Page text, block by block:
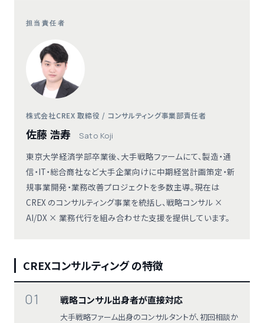
担当責任者
株式会社CREX 取締役 / コンサルティング事業部責任者
佐藤 浩寿 Sato Koji
東京大学経済学部卒業後、大手戦略ファームにて、製造・通
信・IT・総合商社など大手企業向けに中期経営計画策定・新
規事業開発・業務改善プロジェクトを多数主導。現在は
CREX のコンサルティング事業を統括し、戦略コンサル ×
AI/DX × 業務代行を組み合わせた支援を提供しています。
CREXコンサルティング の特徴
01 戦略コンサル出身者が直接対応
大手戦略ファーム出身のコンサルタントが、初回相談か